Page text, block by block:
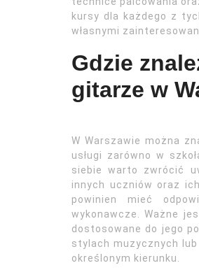
kursy dla każdego z
własnymi
Gdzie
gitarze w
W Warszawie można
usługi zarówno w
siebie warto zwrócić
innych uczniów oraz
powinien mieć
wykonawcze. Ważne
dostosowane do jego
stylach muzycznych
określonym kierunku.